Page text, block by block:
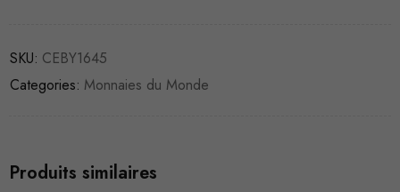
SKU: CEBY1645
Categories: Monnaies du Monde
Produits similaires